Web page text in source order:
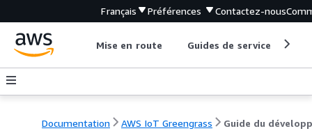
Français Préférences Contactez-nous
Mise en route Guides de service
Documentation AWS IoT Greengrass